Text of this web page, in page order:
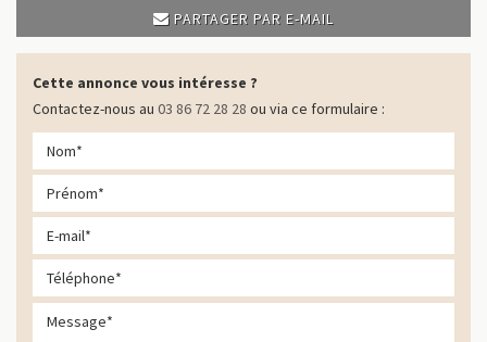
PARTAGER PAR E-MAIL
Cette annonce vous intéresse ?
Contactez-nous au 03 86 72 28 28 ou via ce formulaire :